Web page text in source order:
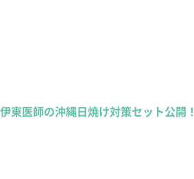
伊東医師の沖縄日焼け対策セット公開！